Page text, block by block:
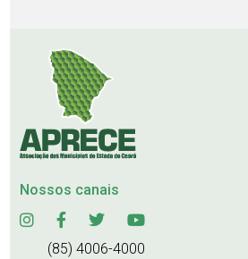
Nossos canais
(85) 4006-4000